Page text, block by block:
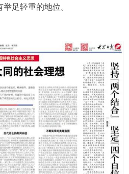
足轻重的地位。